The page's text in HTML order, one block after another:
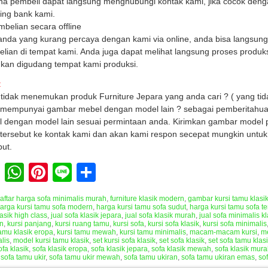
bank kami.
secara offline
yang kurang percaya dengan kami via online, anda bisa
di tempat kami. Anda juga dapat melihat langsung proses
digudang tempat kami produksi.
menemukan produk Furniture Jepara yang anda cari ? ( yang
gambar mebel dengan model lain ? sebagai
dengan model lain sesuai permintaan anda. Kirimkan gambar
ke kontak kami dan akan kami respon secepat mungkin
Facebook
WhatsApp
Pinterest
Line
harga sofa minimalis murah, furniture klasik modern, gambar kursi tamu klasik
kursi tamu sofa modern, harga kursi tamu sofa sudut, harga kursi tamu sofa
high class, jual sofa klasik jepara, jual sofa klasik murah, jual sofa minimalis
, kursi panjang, kursi ruang tamu, kursi sofa, kursi sofa klasik, kursi sofa minimalis
klasik eropa, kursi tamu mewah, kursi tamu minimalis, macam-macam kursi,
, model kursi tamu klasik, set kursi sofa klasik, set sofa klasik, set sofa tamu
klasik, sofa klasik eropa, sofa klasik jepara, sofa klasik mewah, sofa klasik
sofa tamu ukir, sofa tamu ukir mewah, sofa tamu ukiran, sofa tamu ukiran emas,